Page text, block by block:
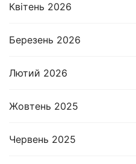
Квітень 2026
Березень 2026
Лютий 2026
Жовтень 2025
Червень 2025